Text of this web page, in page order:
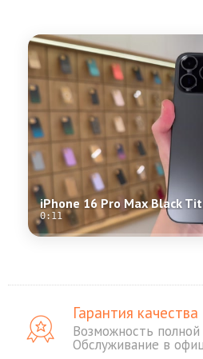
iPhone 16 Pro Max Black
0:11
Гарантия качества
Возможность
Обслуживание в